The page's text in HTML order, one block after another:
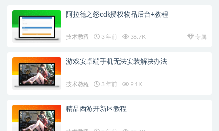
阿拉德之怒cdk授权物品后台+教程
技术教程 3 年前 38.7K 专属
游戏安卓端手机无法安装解决办法
技术教程 3 年前 9.1K
精品西游开新区教程